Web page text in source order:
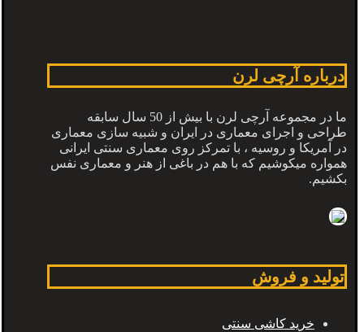
درباره آرچی لرن
ما در مجموعه آرچی لرن با بیش از 50 سال سابقه
طراحی و اجرای معماری در ایران و شبیه سازی معماری
در آمریکا و روسیه ، با تمرکز روی معماری سنتی ایرانی
همواره میکوشیم که با هم در باغی از هنر و معماری نفس
بکشیم.
تولید و فروش
خرید کاشی سنتی